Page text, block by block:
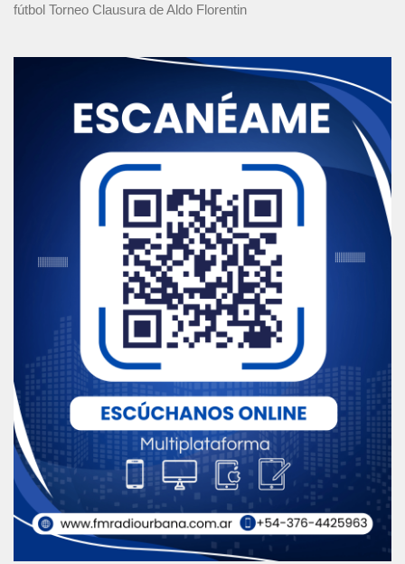
fútbol Torneo Clausura de Aldo Florentin